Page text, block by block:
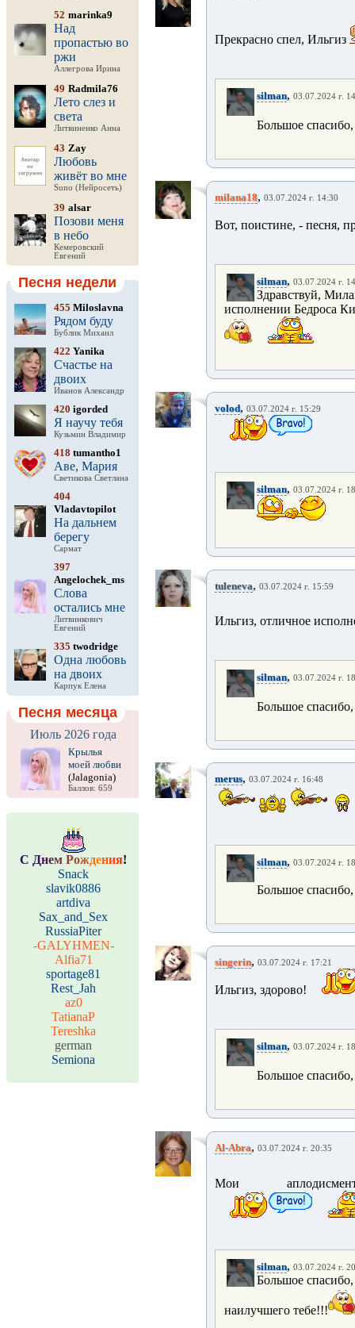
52 marinka9
Над
пропастью во
ржи
Аллегрова Ирина
49 Radmila76
Лето слез и
света
Литвиненко Анна
43 Zay
Любовь
живёт во мне
Suno (Нейросеть)
39 alsar
Позови меня
в небо
Кемеровский
Евгений
Песня недели
455 Miloslavna
Рядом буду
Бублик Михаил
422 Yanika
Счастье на
двоих
Иванов Александр
420 igorded
Я научу тебя
Кузьмин Владимир
418 tumantho1
Аве, Мария
Светикова Светлана
404
Vladavtopilot
На дальнем
берегу
Сармат
397
Angelochek_ms
Слова
остались мне
Литвинкович
Евгений
335 twodridge
Одна любовь
на двоих
Карпук Елена
Песня месяца
Июль 2026 года
Крылья
моей любви
(Jalagonia)
Баллов: 659
С Днем Рождения!
Snack
slavik0886
artdiva
Sax_and_Sex
RussiaPiter
-GALYHMEN-
Alfia71
sportage81
Rest_Jah
az0
TatianaP
Tereshka
german
Semiona
Прекрасно спел, Ильгиз
silman, 03.07.2024 г.
Большое
milana18, 03.07.2024 г. 14:30
Вот, поистине, - песня,
silman, 03.07.2024 г.
Здравствуй,
исполнении Бедроса
volod, 03.07.2024 г. 15:29
silman, 03.07.2024 г.
tuleneva, 03.07.2024 г. 15:59
Ильгиз, отличное
silman, 03.07.2024 г.
Большое
merus, 03.07.2024 г. 16:48
silman, 03.07.2024 г.
Большое
singerin, 03.07.2024 г. 17:21
Ильгиз, здорово!
silman, 03.07.2024 г.
Большое
Al-Abra, 03.07.2024 г. 20:35
Мои
silman, 03.07.2024 г.
Большое
наилучшего тебе!!!